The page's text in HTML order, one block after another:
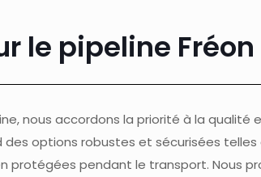
le pipeline Fréon
nous accordons la priorité à la qualité
options robustes et sécurisées
protégées pendant le transport. Nous